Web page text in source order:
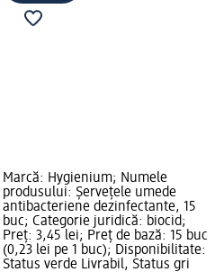
Marcă: Hygienium; Numele
produsului: Șervețele umede
antibacteriene dezinfectante, 15
buc; Categorie juridică: biocid;
Preț: 3,45 lei; Preț de bază: 15 buc
(0,23 lei pe 1 buc); Disponibilitate:
Status verde Livrabil, Status gri